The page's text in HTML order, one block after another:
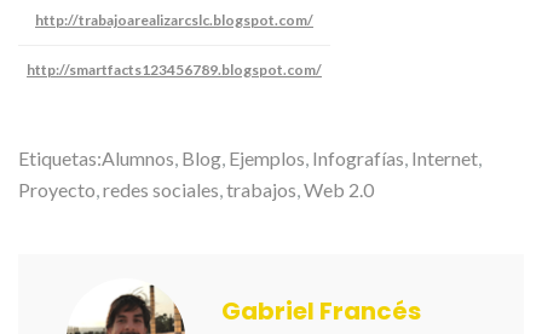
http://trabajoarealizarcslc.blogspot.com/
http://smartfacts123456789.blogspot.com/
Etiquetas:Alumnos, Blog, Ejemplos, Infografías, Internet,
Proyecto,redes sociales,trabajos,Web 2.0
Gabriel Francés